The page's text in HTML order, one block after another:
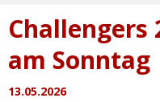
zum
Challengers
am Sonntag
13.05.2026